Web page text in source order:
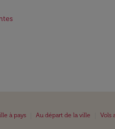
à pays Au départ de la ville Vols